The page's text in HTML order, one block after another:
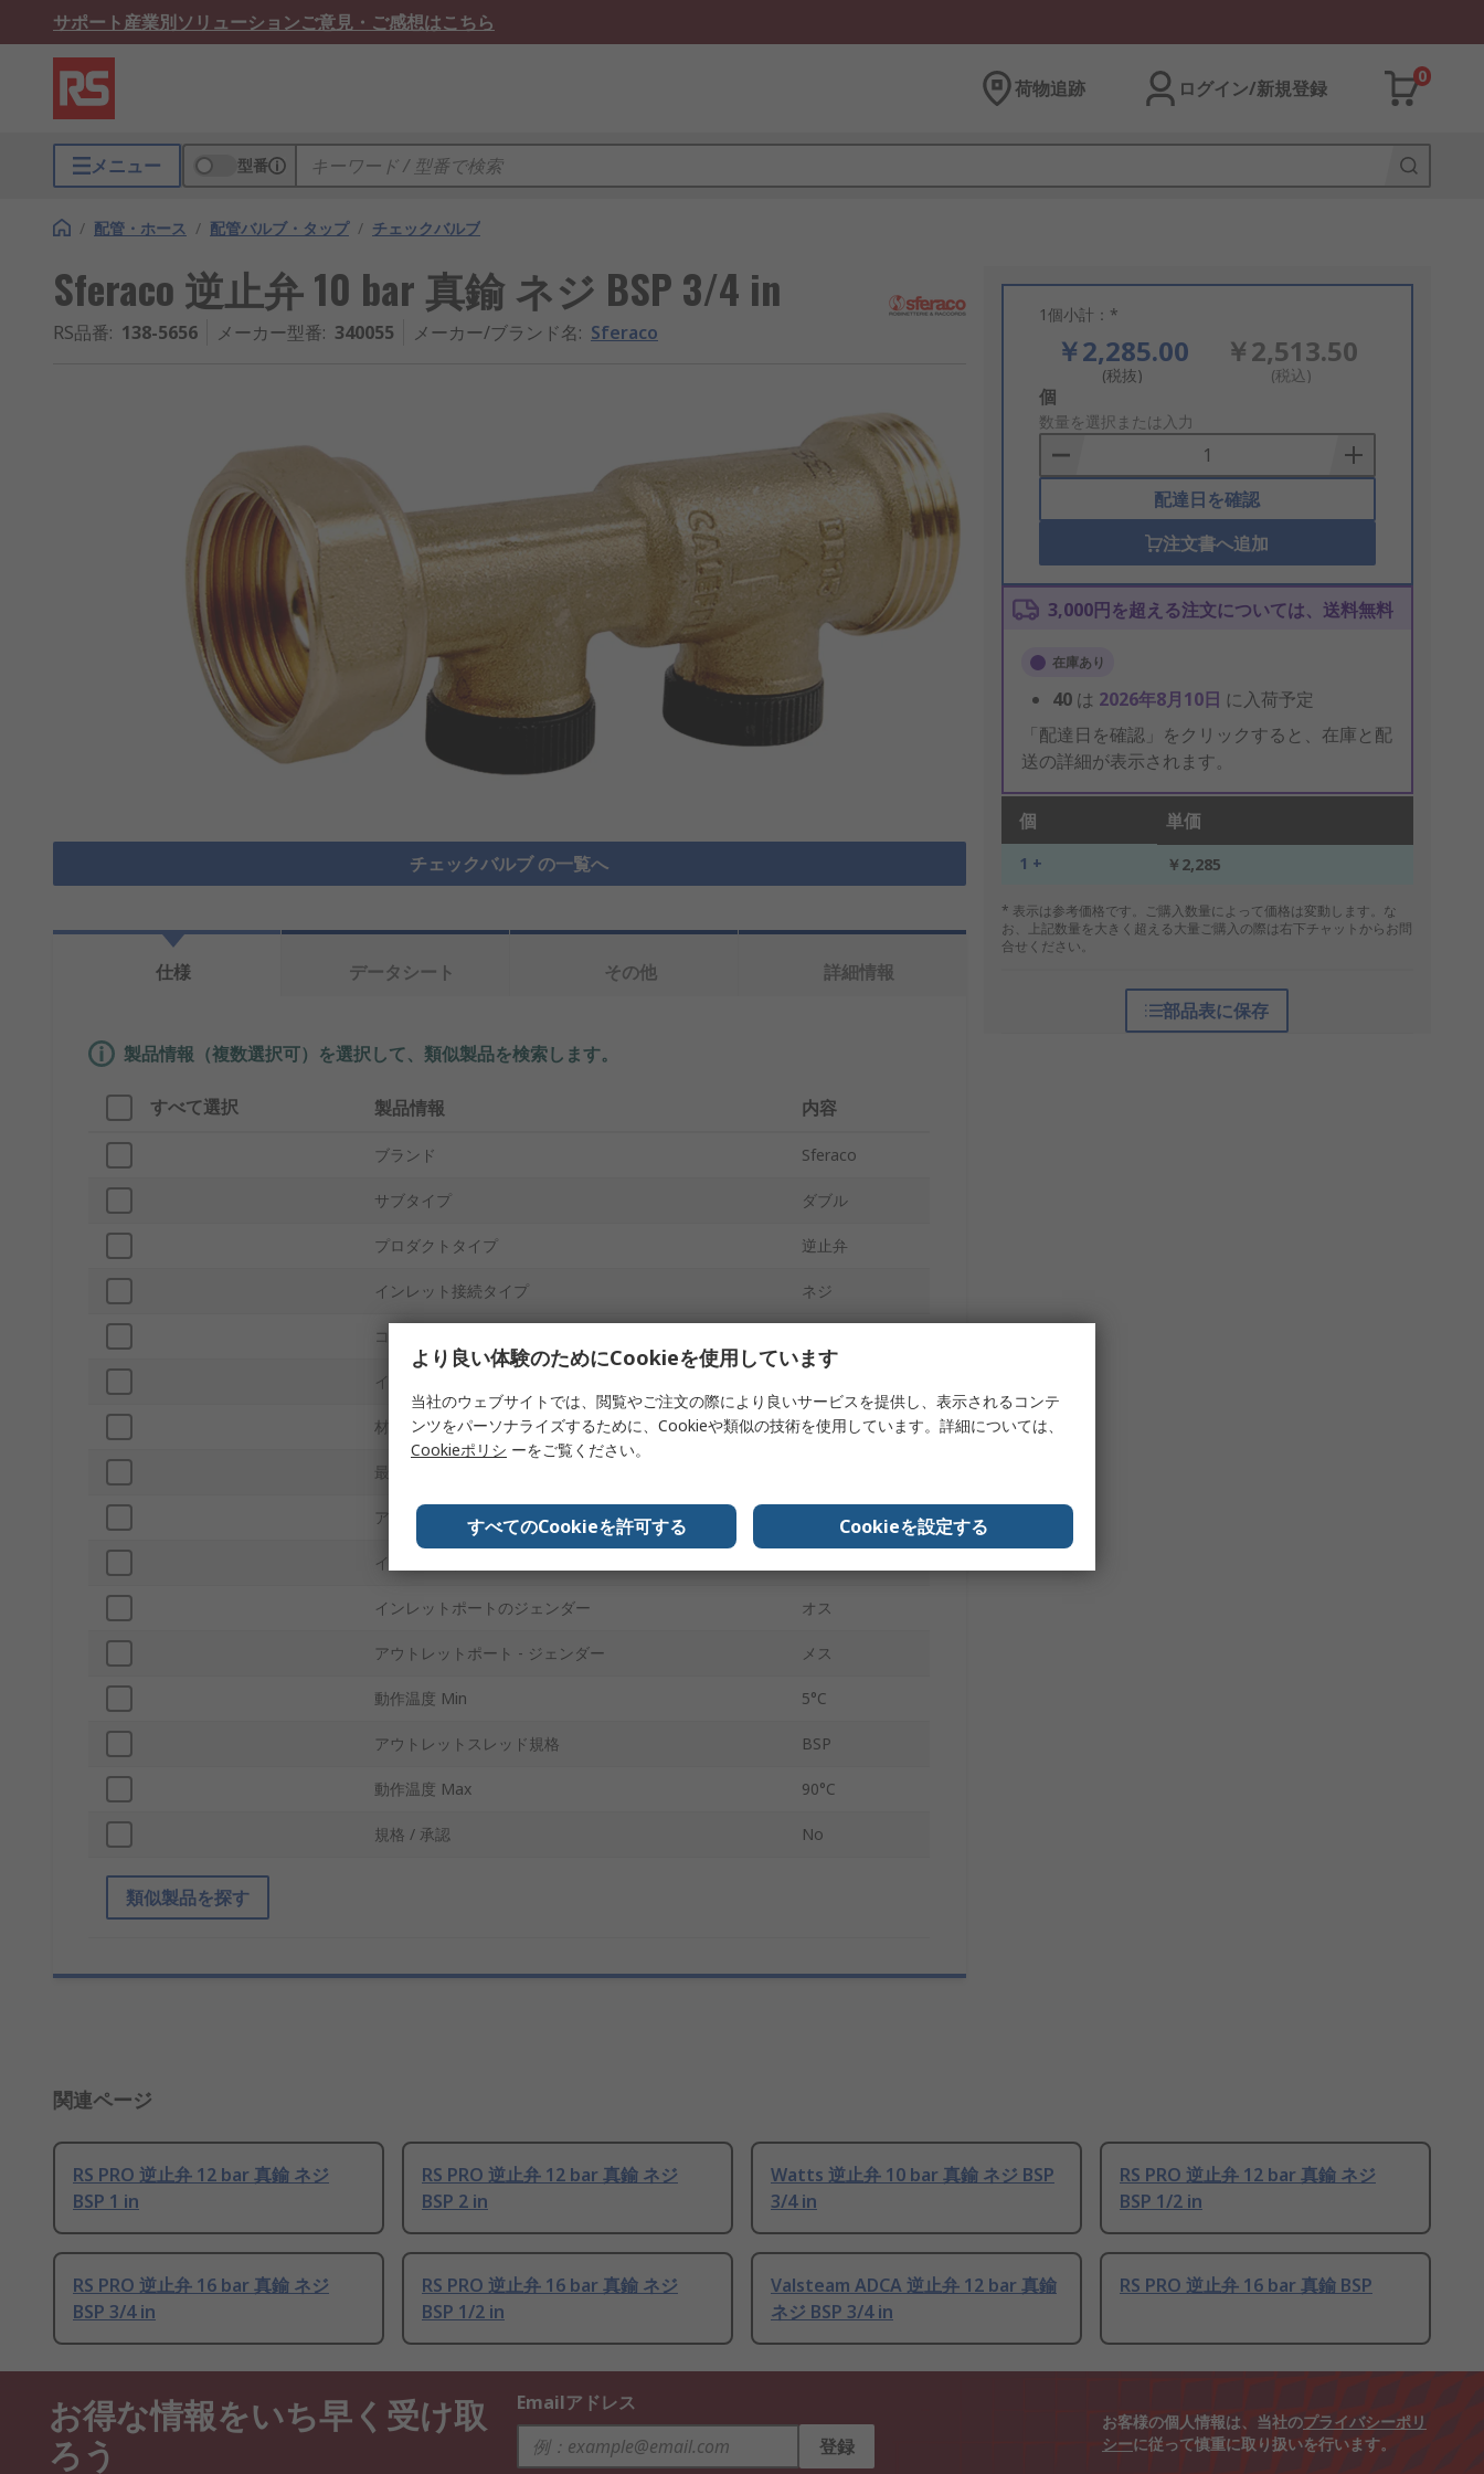
サポート産業別ソリューションご意見・ご感想はこちら
荷物追跡 ログイン/新規登録
0
メニュー 型番
/ 配管・ホース / 配管バルブ・タップ / チェックバルブ
Sferaco 逆止弁 10 bar 真鍮 ネジ BSP 3/4 in
RS品番: 138-5656 メーカー型番: 340055 メーカー/ブランド名: Sferaco
チェックバルブ の一覧へ
1個小計：*
￥2,285.00
(税抜)
￥2,513.50
(税込)
Add
to
Basket
個
数量を選択または入力
配達日を確認
注文書へ追加
3,000円を超える注文については、送料無料
在庫あり
40 は 2026年8月10日 に入荷予定
「配達日を確認」をクリックすると、在庫と配
送の詳細が表示されます。
個 単価
1 + ￥2,285
* 表示は参考価格です。ご購入数量によって価格は変動します。な
お、上記数量を大きく超える大量ご購入の際は右下チャットからお問
合せください。
部品表に保存
仕様 データシート その他 詳細情報
製品情報（複数選択可）を選択して、類似製品を検索します。
すべて選択 製品情報 内容
ブランド Sferaco
サブタイプ ダブル
プロダクトタイプ 逆止弁
インレット接続タイプ ネジ
コンセント接続タイプ
インレットポートサイズ
材質 真鍮
最高使用圧力
アウトレットポートサイズ 3/4 in
インレットねじ規格
インレットポートのジェンダー オス
アウトレットポート - ジェンダー メス
動作温度 Min 5°C
アウトレットスレッド規格 BSP
動作温度 Max 90°C
規格 / 承認 No
類似製品を探す
関連ページ
RS PRO 逆止弁 12 bar 真鍮 ネジ
BSP 1 in
RS PRO 逆止弁 12 bar 真鍮 ネジ
BSP 2 in
Watts 逆止弁 10 bar 真鍮 ネジ BSP
3/4 in
RS PRO 逆止弁 12 bar 真鍮 ネジ
BSP 1/2 in
RS PRO 逆止弁 16 bar 真鍮 ネジ
BSP 3/4 in
RS PRO 逆止弁 16 bar 真鍮 ネジ
BSP 1/2 in
Valsteam ADCA 逆止弁 12 bar 真鍮
ネジ BSP 3/4 in
RS PRO 逆止弁 16 bar 真鍮 BSP
お得な情報をいち早く受け取
ろう
Emailアドレス
登録
お客様の個人情報は、当社のプライバシーポリ
シーに従って慎重に取り扱いを行います。
より良い体験のためにCookieを使用しています
当社のウェブサイトでは、閲覧やご注文の際により良いサービスを提供し、表示されるコンテ
ンツをパーソナライズするために、Cookieや類似の技術を使用しています。詳細については、
Cookieポリシ ーをご覧ください。
すべてのCookieを許可する Cookieを設定する